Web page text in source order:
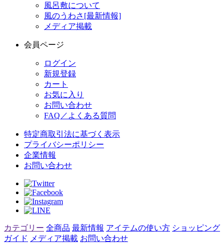
風呂敷について
風のうわさ[最新情報]
メディア掲載
会員ページ
ログイン
新規登録
カート
お気に入り
お問い合わせ
FAQ／よくある質問
特定商取引法に基づく表示
プライバシーポリシー
企業情報
お問い合わせ
カテゴリー 全商品 最新情報 アイテムの使い方 ショッピング
ガイド メディア掲載 お問い合わせ